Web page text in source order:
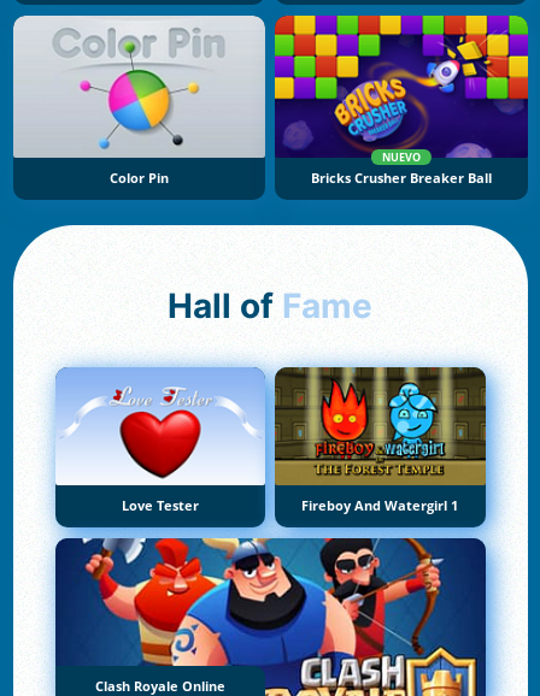
Color Pin
NUEVO
Bricks Crusher Breaker Ball
Hall of Fame
Love Tester Fireboy And Watergirl 1
Clash Royale Online